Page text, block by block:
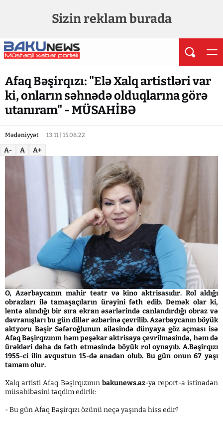
Sizin reklam burada
Afaq Bəşirqızı: "Elə Xalq artistləri var
ki, onların səhnədə olduqlarına görə
utanıram" - MÜSAHİBƏ
Mədəniyyət 13:11 | 15.08.22
A- A A+
O, Azərbaycanın mahir teatr və kino aktrisasıdır. Rol aldığı
obrazları ilə tamaşaçıların ürəyini fəth edib. Demək olar ki,
lentə alındığı bir sıra ekran əsərlərində canlandırdığı obraz və
davranışları bu gün dillər əzbərinə çevrilib. Azərbaycanın böyük
aktyoru Bəşir Səfəroğlunun ailəsində dünyaya göz açması isə
Afaq Bəşirqızının həm peşəkar aktrisaya çevrilməsində, həm də
ürəkləri daha da fəth etməsində böyük rol oynayıb. A.Bəşirqızı
1955-ci ilin avqustun 15-də anadan olub. Bu gün onun 67 yaşı
tamam olur.
Xalq artisti Afaq Bəşirqızınınbakunews.az-ya report-a istinadən
müsahibəsini təqdim edirik:
- Bu gün Afaq Bəşirqızı özünü neçə yaşında hiss edir?